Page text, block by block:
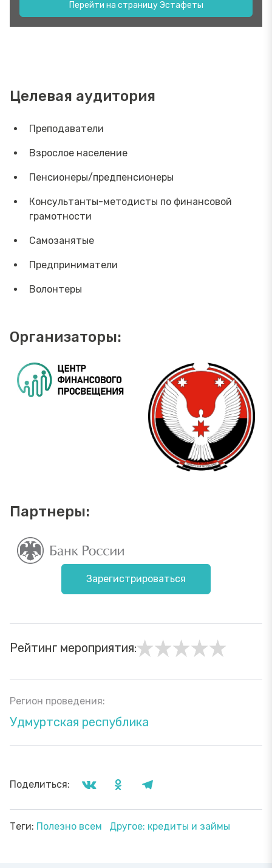
Перейти на страницу Эстафеты
Целевая аудитория
Преподаватели
Взрослое население
Пенсионеры/предпенсионеры
Консультанты-методисты по финансовой
грамотности
Самозанятые
Предприниматели
Волонтеры
Организаторы:
Партнеры:
Зарегистрироваться
Рейтинг мероприятия:
Регион проведения:
Удмуртская республика
Поделиться:
Теги: Полезно всем Другое: кредиты и займы